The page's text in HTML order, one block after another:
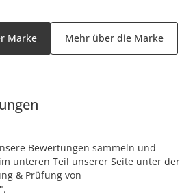
Marke Mehr über die Marke
Bewertungen sammeln und
unteren Teil unserer Seite unter der
& Prüfung von